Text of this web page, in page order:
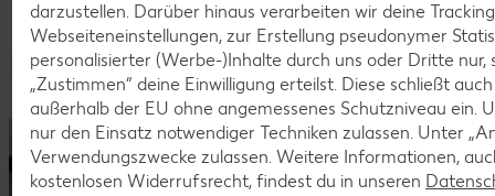
darzustellen. Darüber hinaus verarbeiten wir deine
Webseiteneinstellungen, zur Erstellung pseudonymer
personalisierter (Werbe-)Inhalte durch uns oder Dritte nur,
„Zustimmen“ deine Einwilligung erteilst. Diese schließt
außerhalb der EU ohne angemessenes Schutzniveau ein.
nur den Einsatz notwendiger Techniken zulassen. Unter
Verwendungszwecke zulassen. Weitere Informationen,
kostenlosen Widerrufsrecht, findest du in unseren